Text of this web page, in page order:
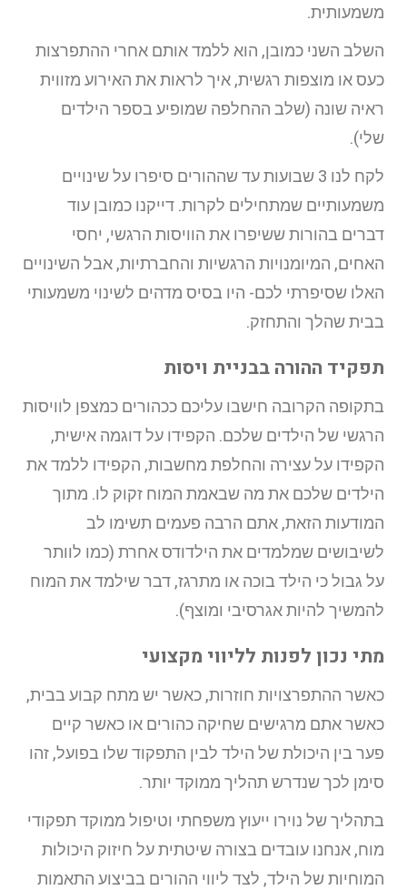
משמעותית.
השלב השני כמובן, הוא ללמד אותם אחרי ההתפרצות
כעס או מוצפות רגשית, איך לראות את האירוע מזווית
ראיה שונה (שלב ההחלפה שמופיע בספר הילדים
שלי).
לקח לנו 3 שבועות עד שההורים סיפרו על שינויים
משמעותיים שמתחילים לקרות. דייקנו כמובן עוד
דברים בהורות ששיפרו את הוויסות הרגשי, יחסי
האחים, המיומנויות הרגשיות והחברתיות, אבל השינויים
האלו שסיפרתי לכם- היו בסיס מדהים לשינוי משמעותי
בבית שהלך והתחזק.
תפקיד ההורה בבניית ויסות
בתקופה הקרובה חישבו עליכם ככהורים כמצפן לוויסות
הרגשי של הילדים שלכם. הקפידו על דוגמה אישית,
הקפידו על עצירה והחלפת מחשבות, הקפידו ללמד את
הילדים שלכם את מה שבאמת המוח זקוק לו. מתוך
המודעות הזאת, אתם הרבה פעמים תשימו לב
לשיבושים שמלמדים את הילדודס אחרת (כמו לוותר
על גבול כי הילד בוכה או מתרגז, דבר שילמד את המוח
להמשיך להיות אגרסיבי ומוצף).
מתי נכון לפנות לליווי מקצועי
כאשר ההתפרצויות חוזרות, כאשר יש מתח קבוע בבית,
כאשר אתם מרגישים שחיקה כהורים או כאשר קיים
פער בין היכולת של הילד לבין התפקוד שלו בפועל, זהו
סימן לכך שנדרש תהליך ממוקד יותר.
בתהליך של נוירו ייעוץ משפחתי וטיפול ממוקד תפקודי
מוח, אנחנו עובדים בצורה שיטתית על חיזוק היכולות
המוחיות של הילד, לצד ליווי ההורים בביצוע התאמות